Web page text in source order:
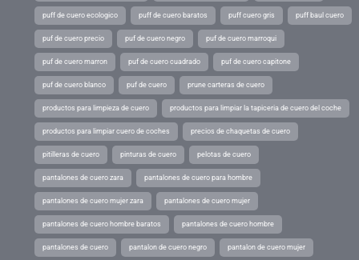
puff de cuero ecologico puff de cuero baratos puff cuero gris puff baul cuero
puf de cuero precio puf de cuero negro puf de cuero marroqui
puf de cuero marron puf de cuero cuadrado puf de cuero capitone
puf de cuero blanco puf de cuero prune carteras de cuero
productos para limpieza de cuero productos para limpiar la tapiceria de cuero del coche
productos para limpiar cuero de coches precios de chaquetas de cuero
pitilleras de cuero pinturas de cuero pelotas de cuero
pantalones de cuero zara pantalones de cuero para hombre
pantalones de cuero mujer zara pantalones de cuero mujer
pantalones de cuero hombre baratos pantalones de cuero hombre
pantalones de cuero pantalon de cuero negro pantalon de cuero mujer